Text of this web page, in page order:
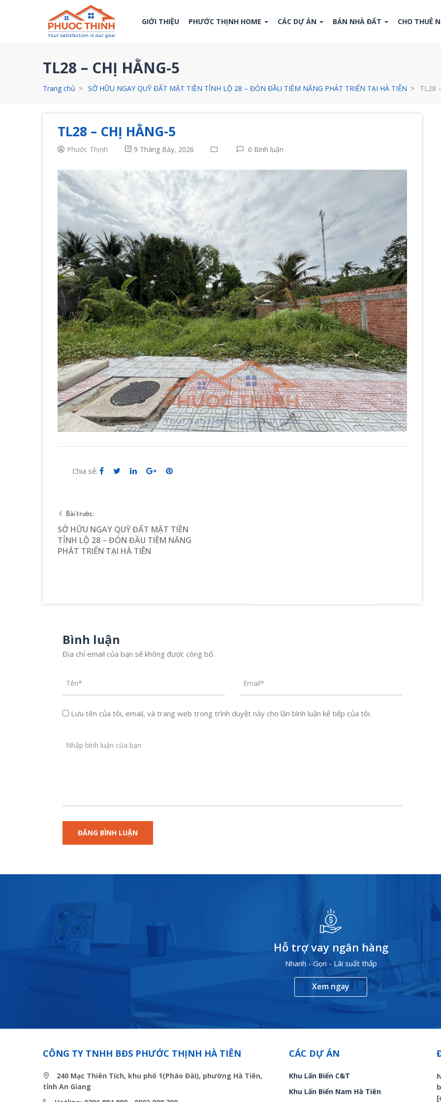
GIỚI THIỆU PHƯỚC THỊNH HOME CÁC DỰ ÁN BÁN NHÀ ĐẤT CHO THUÊ
TL28 – CHỊ HẰNG-5
Trang chủ SỞ HỮU NGAY QUỸ ĐẤT MẶT TIỀN TỈNH LỘ 28 – ĐÓN ĐẦU TIỀM NĂNG PHÁT TRIỂN TẠI HÀ TIÊN TL28
TL28 – CHỊ HẰNG-5
Phước Thịnh 9 Tháng Bảy, 2026 0 Bình luận
Chia sẻ:
Bài trước:
SỞ HỮU NGAY QUỸ ĐẤT MẶT TIỀN
TỈNH LỘ 28 – ĐÓN ĐẦU TIỀM NĂNG
PHÁT TRIỂN TẠI HÀ TIÊN
Bình luận
Địa chỉ email của bạn sẽ không được công bố.
Lưu tên của tôi, email, và trang web trong trình duyệt này cho lần bình luận kế tiếp của tôi.
Hỗ trợ vay ngân hàng
Nhanh - Gọn - Lãi suất thấp
Xem ngay
CÔNG TY TNHH BĐS PHƯỚC THỊNH HÀ TIÊN
240 Mạc Thiên Tích, khu phố 1(Pháo Đài), phường Hà Tiên,
tỉnh An Giang
CÁC DỰ ÁN
Khu Lấn Biển C&T
Khu Lấn Biển Nam Hà Tiên